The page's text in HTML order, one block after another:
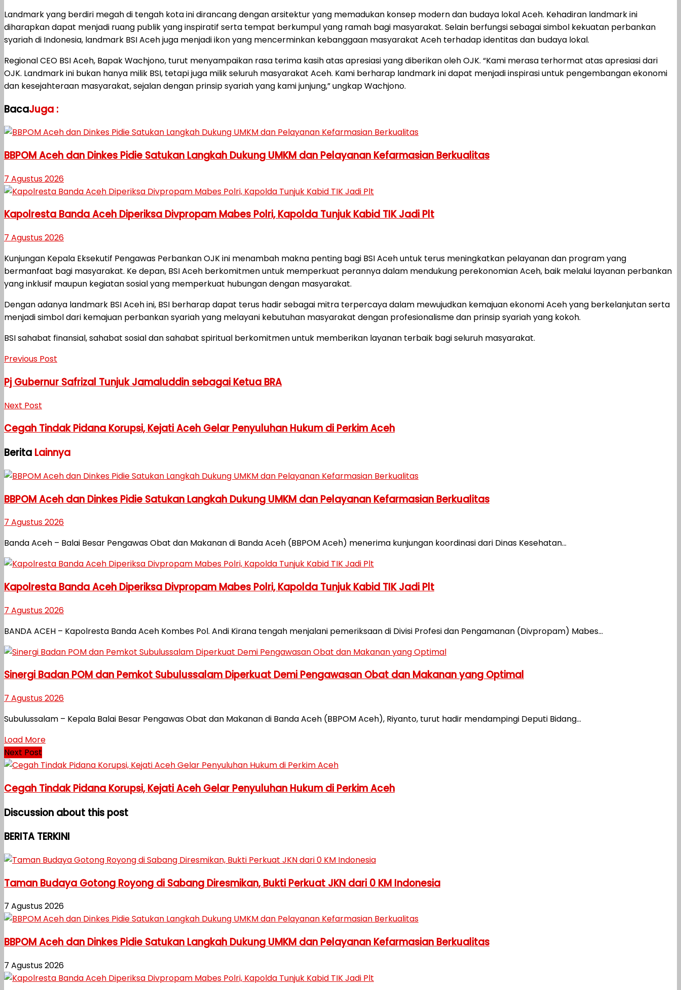
Landmark yang berdiri megah di tengah kota ini dirancang dengan arsitektur yang memadukan konsep modern dan budaya lokal Aceh. Kehadiran landmark ini
diharapkan dapat menjadi ruang publik yang inspiratif serta tempat berkumpul yang ramah bagi masyarakat. Selain berfungsi sebagai simbol kekuatan perbankan
syariah di Indonesia, landmark BSI Aceh juga menjadi ikon yang mencerminkan kebanggaan masyarakat Aceh terhadap identitas dan budaya lokal.
Regional CEO BSI Aceh, Bapak Wachjono, turut menyampaikan rasa terima kasih atas apresiasi yang diberikan oleh OJK. “Kami merasa terhormat atas apresiasi dari
OJK. Landmark ini bukan hanya milik BSI, tetapi juga milik seluruh masyarakat Aceh. Kami berharap landmark ini dapat menjadi inspirasi untuk pengembangan ekonomi
dan kesejahteraan masyarakat, sejalan dengan prinsip syariah yang kami junjung,” ungkap Wachjono.
BacaJuga :
BBPOM Aceh dan Dinkes Pidie Satukan Langkah Dukung UMKM dan Pelayanan Kefarmasian Berkualitas
7 Agustus 2026
Kapolresta Banda Aceh Diperiksa Divpropam Mabes Polri, Kapolda Tunjuk Kabid TIK Jadi Plt
7 Agustus 2026
Kunjungan Kepala Eksekutif Pengawas Perbankan OJK ini menambah makna penting bagi BSI Aceh untuk terus meningkatkan pelayanan dan program yang
bermanfaat bagi masyarakat. Ke depan, BSI Aceh berkomitmen untuk memperkuat perannya dalam mendukung perekonomian Aceh, baik melalui layanan perbankan
yang inklusif maupun kegiatan sosial yang memperkuat hubungan dengan masyarakat.
Dengan adanya landmark BSI Aceh ini, BSI berharap dapat terus hadir sebagai mitra terpercaya dalam mewujudkan kemajuan ekonomi Aceh yang berkelanjutan serta
menjadi simbol dari kemajuan perbankan syariah yang melayani kebutuhan masyarakat dengan profesionalisme dan prinsip syariah yang kokoh.
BSI sahabat finansial, sahabat sosial dan sahabat spiritual berkomitmen untuk memberikan layanan terbaik bagi seluruh masyarakat.
Previous Post
Pj Gubernur Safrizal Tunjuk Jamaluddin sebagai Ketua BRA
Next Post
Cegah Tindak Pidana Korupsi, Kejati Aceh Gelar Penyuluhan Hukum di Perkim Aceh
Berita Lainnya
BBPOM Aceh dan Dinkes Pidie Satukan Langkah Dukung UMKM dan Pelayanan Kefarmasian Berkualitas
7 Agustus 2026
Banda Aceh – Balai Besar Pengawas Obat dan Makanan di Banda Aceh (BBPOM Aceh) menerima kunjungan koordinasi dari Dinas Kesehatan...
Kapolresta Banda Aceh Diperiksa Divpropam Mabes Polri, Kapolda Tunjuk Kabid TIK Jadi Plt
7 Agustus 2026
BANDA ACEH – Kapolresta Banda Aceh Kombes Pol. Andi Kirana tengah menjalani pemeriksaan di Divisi Profesi dan Pengamanan (Divpropam) Mabes...
Sinergi Badan POM dan Pemkot Subulussalam Diperkuat Demi Pengawasan Obat dan Makanan yang Optimal
7 Agustus 2026
Subulussalam – Kepala Balai Besar Pengawas Obat dan Makanan di Banda Aceh (BBPOM Aceh), Riyanto, turut hadir mendampingi Deputi Bidang...
Load More
Next Post
Cegah Tindak Pidana Korupsi, Kejati Aceh Gelar Penyuluhan Hukum di Perkim Aceh
Discussion about this post
BERITA TERKINI
Taman Budaya Gotong Royong di Sabang Diresmikan, Bukti Perkuat JKN dari 0 KM Indonesia
7 Agustus 2026
BBPOM Aceh dan Dinkes Pidie Satukan Langkah Dukung UMKM dan Pelayanan Kefarmasian Berkualitas
7 Agustus 2026